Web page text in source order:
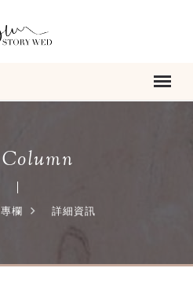
Column
專欄 詳細資訊